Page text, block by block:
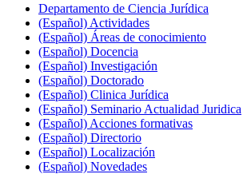
Departamento de Ciencia Jurídica
(Español) Actividades
(Español) Áreas de conocimiento
(Español) Docencia
(Español) Investigación
(Español) Doctorado
(Español) Clinica Jurídica
(Español) Seminario Actualidad Juridica
(Español) Acciones formativas
(Español) Directorio
(Español) Localización
(Español) Novedades